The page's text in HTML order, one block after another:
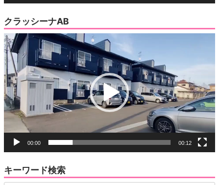
クラッシーナAB
動
画
プ
レ
ー
ヤ
ー
00:00 00:12
キーワード検索